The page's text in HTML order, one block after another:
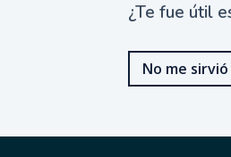
¿
e
u
t
¿Te fue útil
No me sirvió